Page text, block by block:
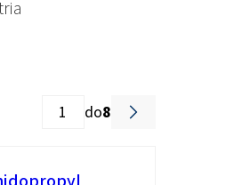
do8